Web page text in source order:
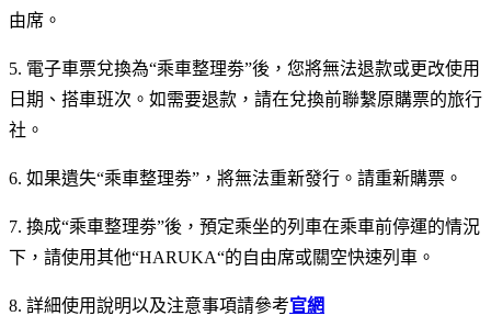
由席。
5. 電子車票兌換為“乘車整理劵”後，您將無法退款或更改使用
日期、搭車班次。如需要退款，請在兌換前聯繫原購票的旅行
社。
6. 如果遺失“乘車整理劵”，將無法重新發行。請重新購票。
7. 換成“乘車整理劵”後，預定乘坐的列車在乘車前停運的情況
下，請使用其他“HARUKA“的自由席或關空快速列車。
8. 詳細使用說明以及注意事項請參考官網